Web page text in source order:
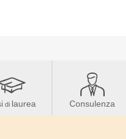
di laurea Consulenza